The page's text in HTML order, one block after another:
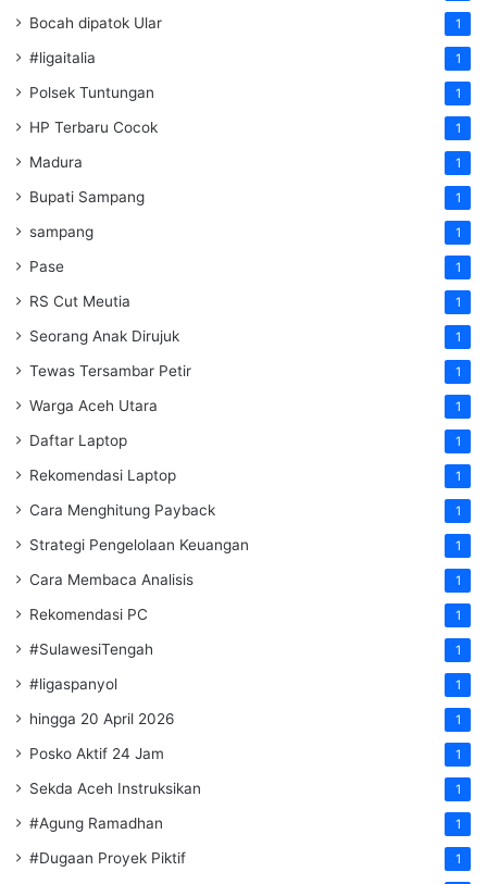
Bocah dipatok Ular 1
#ligaitalia 1
Polsek Tuntungan 1
HP Terbaru Cocok 1
Madura 1
Bupati Sampang 1
sampang 1
Pase 1
RS Cut Meutia 1
Seorang Anak Dirujuk 1
Tewas Tersambar Petir 1
Warga Aceh Utara 1
Daftar Laptop 1
Rekomendasi Laptop 1
Cara Menghitung Payback 1
Strategi Pengelolaan Keuangan 1
Cara Membaca Analisis 1
Rekomendasi PC 1
#SulawesiTengah 1
#ligaspanyol 1
hingga 20 April 2026 1
Posko Aktif 24 Jam 1
Sekda Aceh Instruksikan 1
#Agung Ramadhan 1
#Dugaan Proyek Piktif 1